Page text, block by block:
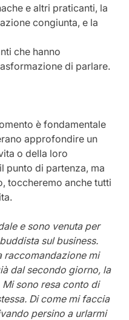
e altri praticanti, la
congiunta, e la
che hanno
di parlare.
è fondamentale
approfondire un
o della loro
punto di partenza, ma
toccheremo anche tutti
e sono venuta per
sul business.
raccomandazione mi
dal secondo giorno, la
Mi sono resa conto di
Di come mi faccia
persino a urlarmi